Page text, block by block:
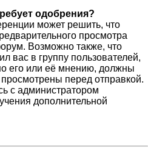
одобрения?
может решить, что
просмотра
Возможно также, что
вас в группу пользователей,
его или её мнению, должны
перед отправкой.
с администратором
дополнительной